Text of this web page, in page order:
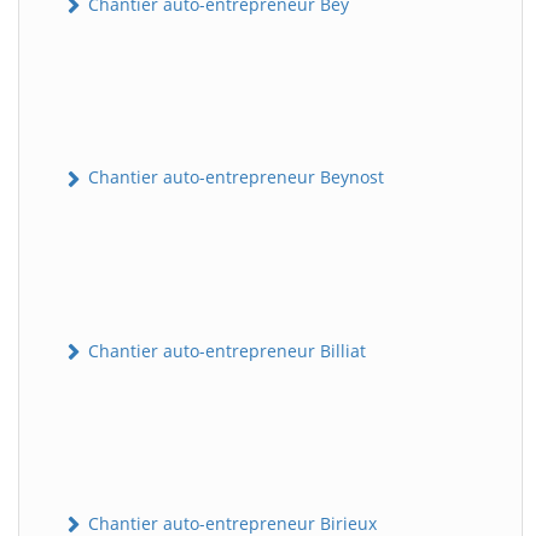
Chantier auto-entrepreneur Beynost
Chantier auto-entrepreneur Billiat
Chantier auto-entrepreneur Birieux